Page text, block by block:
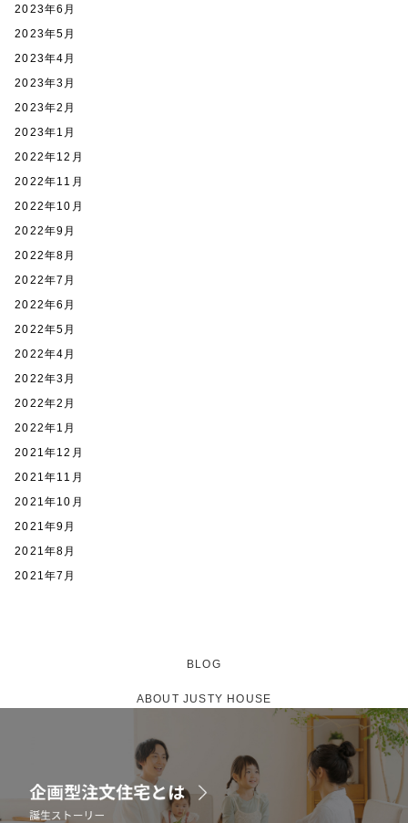
2023年6月
2023年5月
2023年4月
2023年3月
2023年2月
2023年1月
2022年12月
2022年11月
2022年10月
2022年9月
2022年8月
2022年7月
2022年6月
2022年5月
2022年4月
2022年3月
2022年2月
2022年1月
2021年12月
2021年11月
2021年10月
2021年9月
2021年8月
2021年7月
BLOG
ABOUT JUSTY HOUSE